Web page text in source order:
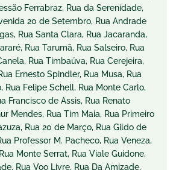
Ferrabraz, Rua da Serenidade,
20 de Setembro, Rua Andrade
Rua Santa Clara, Rua Jacaranda,
Rua Tarumã, Rua Salseiro, Rua
Rua Timbaúva, Rua Cerejeira,
Ernesto Spindler, Rua Musa, Rua
Rua Felipe Schell, Rua Monte Carlo,
Francisco de Assis, Rua Renato
Mendes, Rua Tim Maia, Rua Primeiro
Rua 20 de Março, Rua Gildo de
Professor M. Pacheco, Rua Veneza,
Monte Serrat, Rua Viale Guidone,
Rua Voo Livre, Rua Da Amizade,